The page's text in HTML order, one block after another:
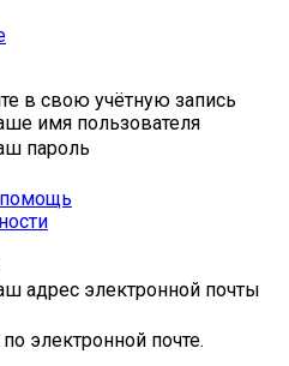
в свою учётную запись
имя пользователя
пароль
помощь
адрес электронной почты
электронной почте.